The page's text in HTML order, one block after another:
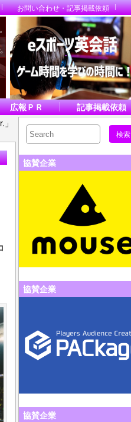
お問い合わせ・記事掲載依頼
広報ＰＲ
記事掲載依頼
協賛企業
協賛企業
協賛企業